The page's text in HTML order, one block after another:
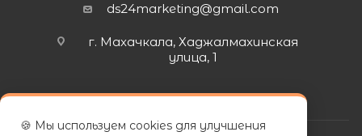
ds24marketing@gmail.com
г. Махачкала, Хаджалмахинская
улица, 1
🍪 Мы используем cookies для улучшения